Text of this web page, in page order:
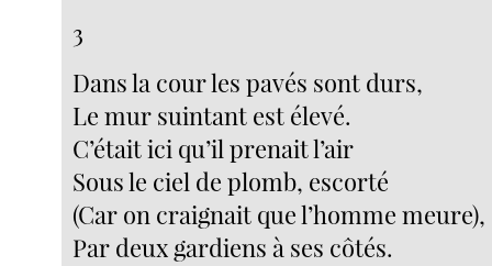
3
Dans la cour les pavés sont durs,
Le mur suintant est élevé.
C’était ici qu’il prenait l’air
Sous le ciel de plomb, escorté
(Car on craignait que l’homme meure),
Par deux gardiens à ses côtés.